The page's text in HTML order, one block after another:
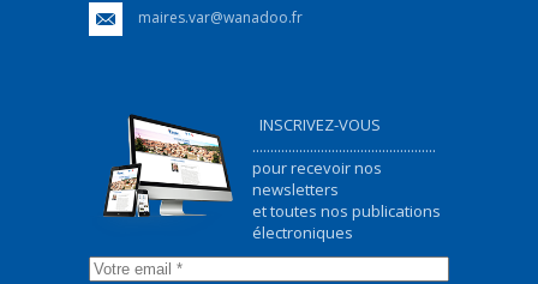
maires.var@wanadoo.fr
INSCRIVEZ-VOUS
...................................................
pour recevoir nos
newsletters
et toutes nos publications
électroniques